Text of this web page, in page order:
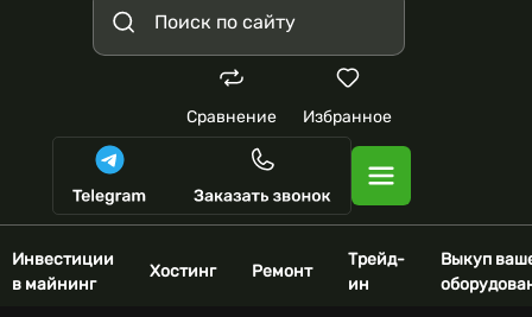
Сравнение Избранное
Инвестиции
в майнинг
Хостинг Ремонт
Трейд-
ин
Выкуп